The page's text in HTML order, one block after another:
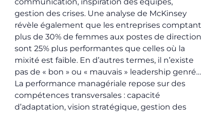
gestion des crises. Une analyse de McKinsey
révèle également que les entreprises comptant
plus de 30% de femmes aux postes de direction
sont 25% plus performantes que celles où la
mixité est faible. En d’autres termes, il n’existe
pas de « bon » ou « mauvais » leadership genré…
La performance managériale repose sur des
compétences transversales : capacité
d’adaptation, vision stratégique, gestion des